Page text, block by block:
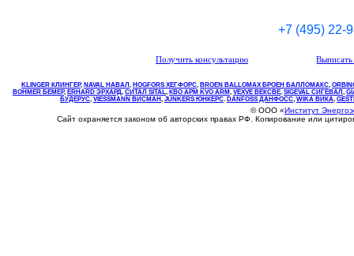
+7 (495) 22-
Получить консультацию
KLINGER КЛИНГЕР, NAVAL НАВАЛ , НOGFORS ХЕГФОРС, BROEN BALLOMAX БРОЕН БАЛЛОМАКС,
BOHMER БЕМЕР, ERHARD ЭРХАРД, СИТАЛ SITAL, КВО АРМ KVO ARM, VEXVE ВЕКСВЕ, SIGEVAL СИГЕВАЛ ,
БУДЕРУС, VIESSMANN ВИСМАН , JUNKERS ЮНКЕРС. DANFOSS ДАНФОСС, WIKA ВИКА,
© ООО «Институт
Сайт охраняется законом об авторских правах РФ. Копирование или